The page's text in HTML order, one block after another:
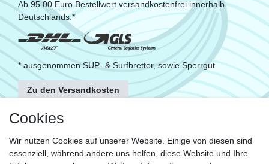
Ab 95.00 Euro Bestellwert versandkostenfrei innerhalb
Deutschlands.*
* ausgenommen SUP- & Surfbretter, sowie Sperrgut
Zu den Versandkosten
FOLGE UNS
KONTAKT
Cookies
Wir nutzen Cookies auf unserer Website. Einige von diesen sind
essenziell, während andere uns helfen, diese Website und Ihre